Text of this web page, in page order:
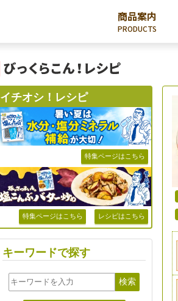
商品案内
PRODUCTS
イチオシ！レシピ
特集ページはこちら
特集ページはこちら レシピはこちら
キーワードで探す